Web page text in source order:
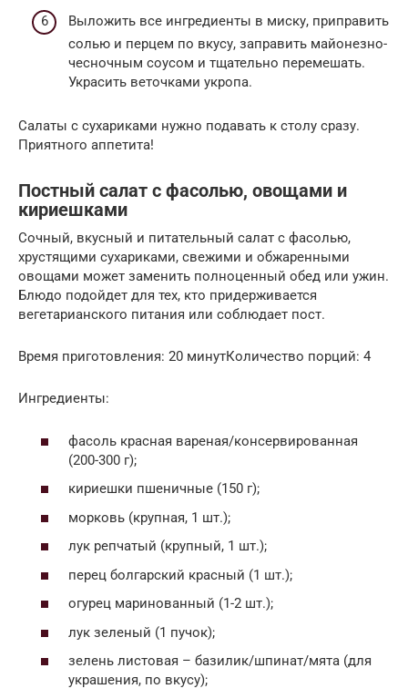
Выложить все ингредиенты в миску, приправить
солью и перцем по вкусу, заправить майонезно-
чесночным соусом и тщательно перемешать.
Украсить веточками укропа.
Салаты с сухариками нужно подавать к столу сразу.
Приятного аппетита!
Постный салат с фасолью, овощами и
кириешками
Сочный, вкусный и питательный салат с фасолью,
хрустящими сухариками, свежими и обжаренными
овощами может заменить полноценный обед или ужин.
Блюдо подойдет для тех, кто придерживается
вегетарианского питания или соблюдает пост.
Время приготовления: 20 минутКоличество порций: 4
Ингредиенты:
фасоль красная вареная/консервированная
(200-300 г);
кириешки пшеничные (150 г);
морковь (крупная, 1 шт.);
лук репчатый (крупный, 1 шт.);
перец болгарский красный (1 шт.);
огурец маринованный (1-2 шт.);
лук зеленый (1 пучок);
зелень листовая – базилик/шпинат/мята (для
украшения, по вкусу);